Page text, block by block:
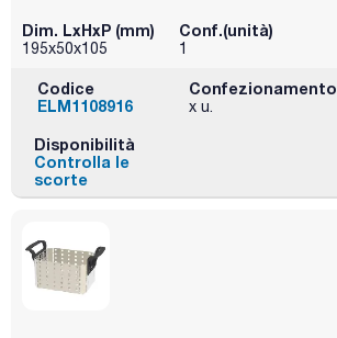
Dim. LxHxP (mm)
195x50x105
Conf.(unità)
1
Codice
ELM1108916
Confezionamento
x u.
Disponibilità
Controlla le
scorte